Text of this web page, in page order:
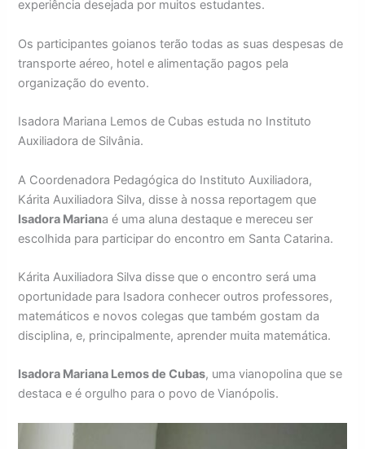
experiência desejada por muitos estudantes.
Os participantes goianos terão todas as suas despesas de
transporte aéreo, hotel e alimentação pagos pela
organização do evento.
Isadora Mariana Lemos de Cubas estuda no Instituto
Auxiliadora de Silvânia.
A Coordenadora Pedagógica do Instituto Auxiliadora,
Kárita Auxiliadora Silva, disse à nossa reportagem que
Isadora Mariana é uma aluna destaque e mereceu ser
escolhida para participar do encontro em Santa Catarina.
Kárita Auxiliadora Silva disse que o encontro será uma
oportunidade para Isadora conhecer outros professores,
matemáticos e novos colegas que também gostam da
disciplina, e, principalmente, aprender muita matemática.
Isadora Mariana Lemos de Cubas, uma vianopolina que se
destaca e é orgulho para o povo de Vianópolis.